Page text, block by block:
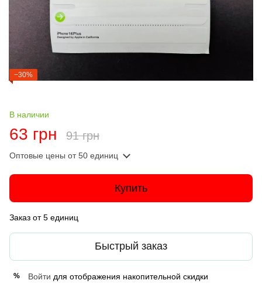
−30%
В наличии
63 грн 91 грн
Оптовые цены от 50 единиц
Купить
Заказ от 5 единиц
Быстрый заказ
% Войти для отображения накопительной скидки